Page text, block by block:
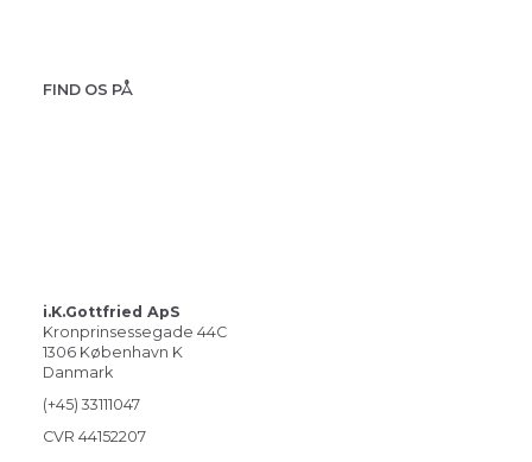
FIND OS PÅ
i.K.Gottfried ApS
Kronprinsessegade 44C
1306 København K
Danmark
(+45) 33111047
CVR 44152207